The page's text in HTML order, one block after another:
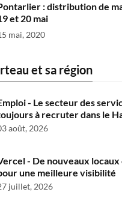
: distribution de
et 20 mai
mai, 2020
et sa région
- Le secteur des
à recruter dans le
août, 2026
- De nouveaux locaux
une meilleure visibilité
juillet, 2026